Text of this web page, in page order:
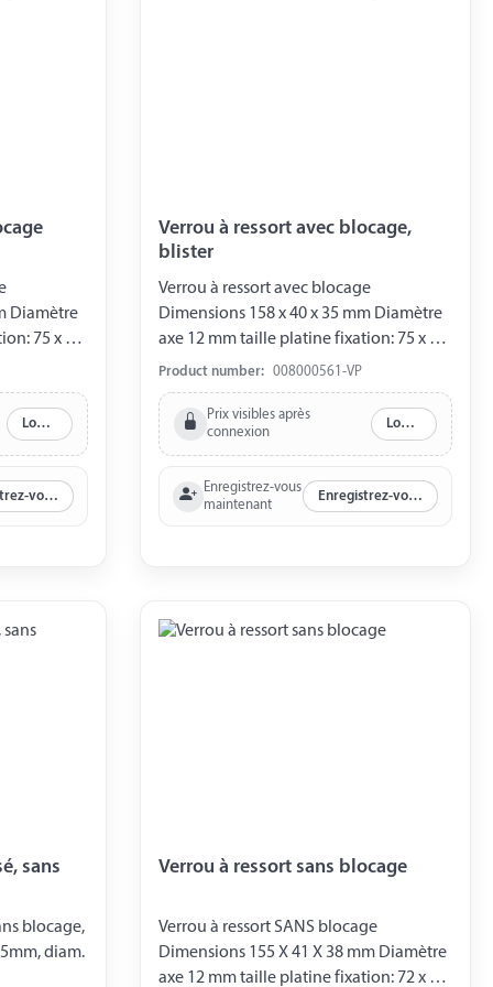
Diamètre
Log in
Enregistrez-vous maintenant
Verrou à ressort avec blocage,
blister
Verrou à ressort avec blocage
Dimensions 158 x 40 x 35 mm Diamètre
axe 12 mm taille platine fixation: 75 x 40
mm Gabarit des trous 40 / 27 mm hub 15
mm Emballé sous blister
Product number: 008000561-VP
Prix visibles après
connexion
Log in
Enregistrez-vous
maintenant
Enregistrez-vous maintenant
sans
blocage,
diam.
Verrou à ressort sans blocage
Verrou à ressort SANS blocage
Dimensions 155 X 41 X 38 mm Diamètre
axe 12 mm taille platine fixation: 72 x 41